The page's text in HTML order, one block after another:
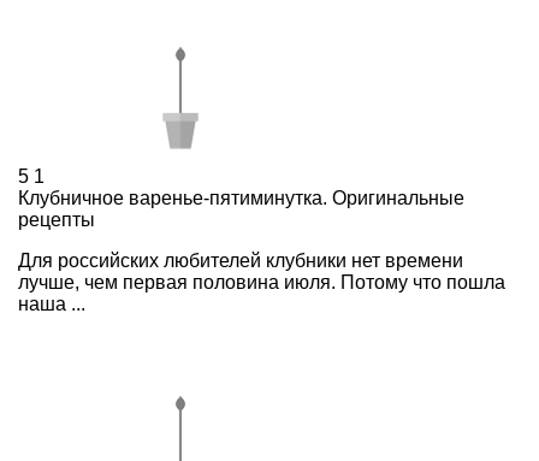
5 1
Клубничное варенье-пятиминутка. Оригинальные
рецепты
Для российских любителей клубники нет времени
лучше, чем первая половина июля. Потому что пошла
наша ...